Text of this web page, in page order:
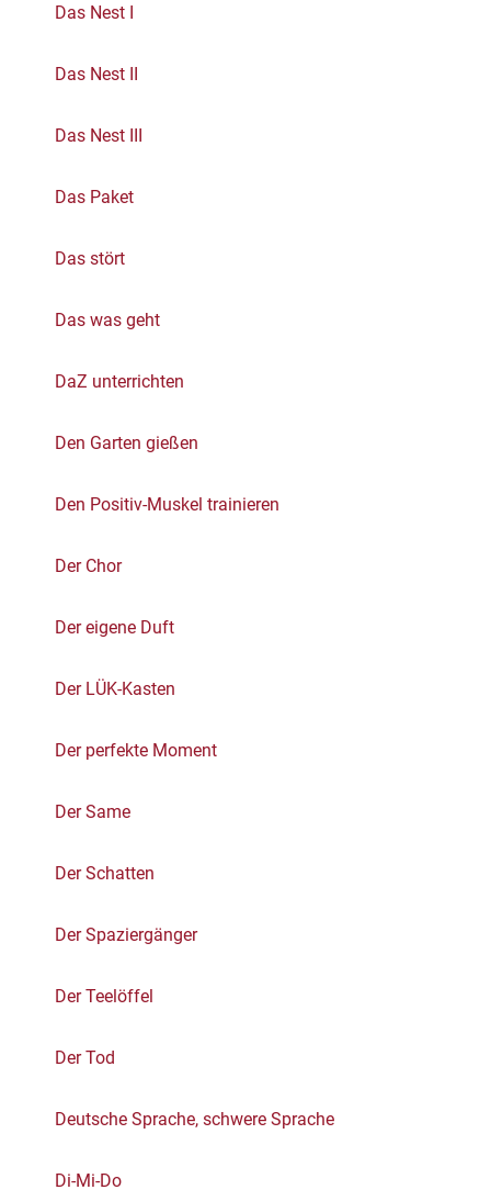
Das Nest I
Das Nest II
Das Nest III
Das Paket
Das stört
Das was geht
DaZ unterrichten
Den Garten gießen
Den Positiv-Muskel trainieren
Der Chor
Der eigene Duft
Der LÜK-Kasten
Der perfekte Moment
Der Same
Der Schatten
Der Spaziergänger
Der Teelöffel
Der Tod
Deutsche Sprache, schwere Sprache
Di-Mi-Do